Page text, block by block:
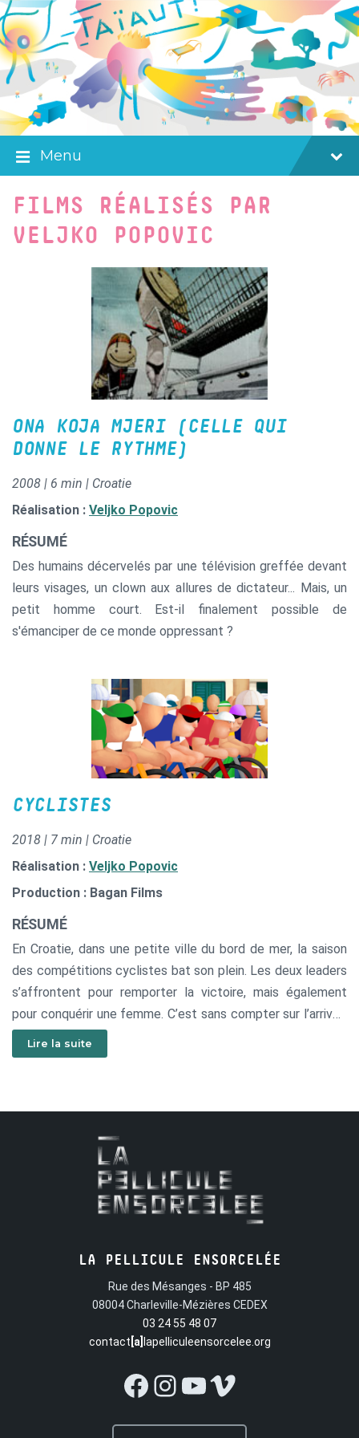
Skip
to
content
Skip
to
main
navigation
Skip
to
footer
Menu
FILMS RÉALISÉS PAR
VELJKO POPOVIC
ONA KOJA MJERI (CELLE QUI
DONNE LE RYTHME)
2008 | 6 min | Croatie
Réalisation : Veljko Popovic
RÉSUMÉ
Des humains décervelés par une télévision greffée devant
leurs visages, un clown aux allures de dictateur... Mais, un
petit homme court. Est-il finalement possible de
s'émanciper de ce monde oppressant ?
CYCLISTES
2018 | 7 min | Croatie
Réalisation : Veljko Popovic
Production : Bagan Films
RÉSUMÉ
En Croatie, dans une petite ville du bord de mer, la saison
des compétitions cyclistes bat son plein. Les deux leaders
s’affrontent pour remporter la victoire, mais également
pour conquérir une femme. C’est sans compter sur l’arrivée
au port du plus grand navire de croisière et de son
mystérieux capitaine
Lire la suite
LA PELLICULE ENSORCELÉE
Rue des Mésanges - BP 485
08004 Charleville-Mézières CEDEX
03 24 55 48 07
contact [a] lapelliculeensorcelee.org
Facebook
Instagram
YouTube
Vimeo